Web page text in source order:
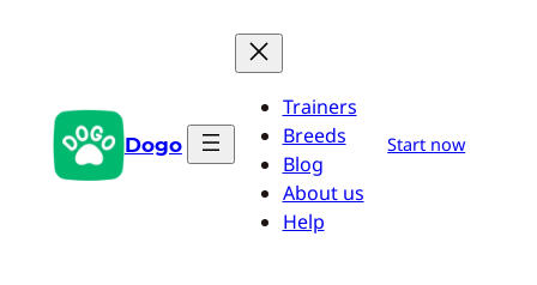
Dogo
Trainers
Breeds
Blog
About us
Help
Start now